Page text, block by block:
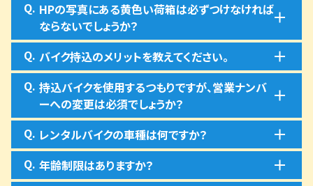
Q. HPの写真にある黄色い荷箱は必ずつけなければ
ならないでしょうか？
Q. バイク持込のメリットを教えてください。
Q. 持込バイクを使用するつもりですが、営業ナンバ
ーへの変更は必須でしょうか？
Q. レンタルバイクの車種は何ですか？
Q. 年齢制限はありますか？